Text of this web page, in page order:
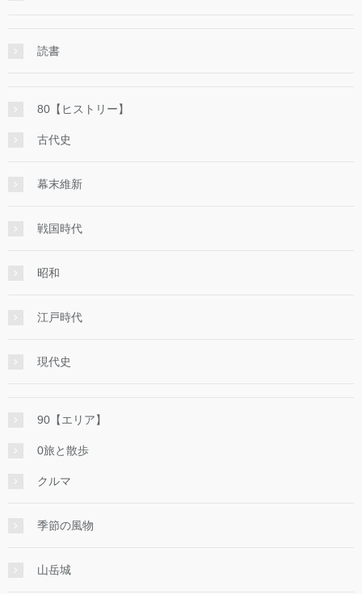
読書
80【ヒストリー】
古代史
幕末維新
戦国時代
昭和
江戸時代
現代史
90【エリア】
0旅と散歩
クルマ
季節の風物
山岳城